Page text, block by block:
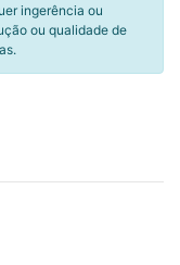
ingerência ou
ou qualidade de